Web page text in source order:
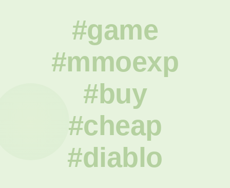
#game
#mmoexp
#buy
#cheap
#diablo